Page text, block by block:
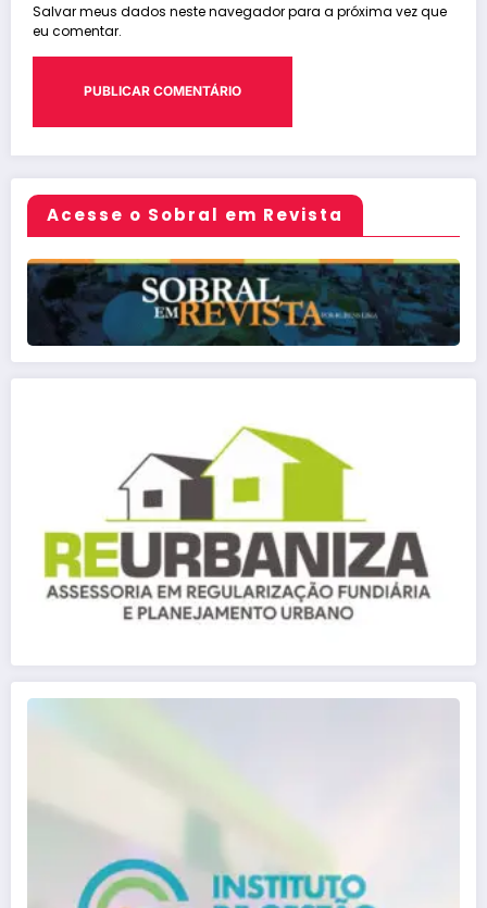
Salvar meus dados neste navegador para a próxima vez que
eu comentar.
Acesse o Sobral em Revista